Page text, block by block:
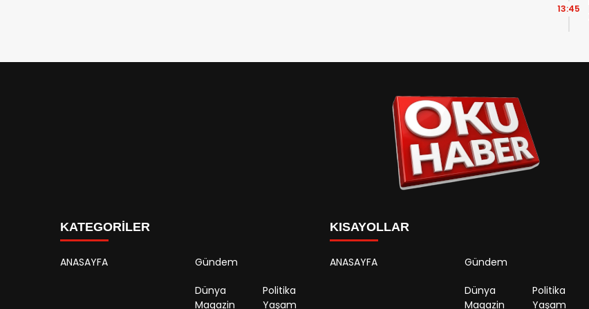
13:45
KATEGORİLER
ANASAYFA Gündem
Dünya
Politika
Magazin
Yaşam
KISAYOLLAR
ANASAYFA Gündem
Dünya
Politika
Magazin
Yaşam